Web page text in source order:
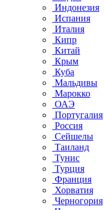
Индонезия
Испания
Италия
Кипр
Китай
Крым
Куба
Мальдивы
Марокко
ОАЭ
Португалия
Россия
Сейшелы
Таиланд
Тунис
Турция
Франция
Хорватия
Черногория